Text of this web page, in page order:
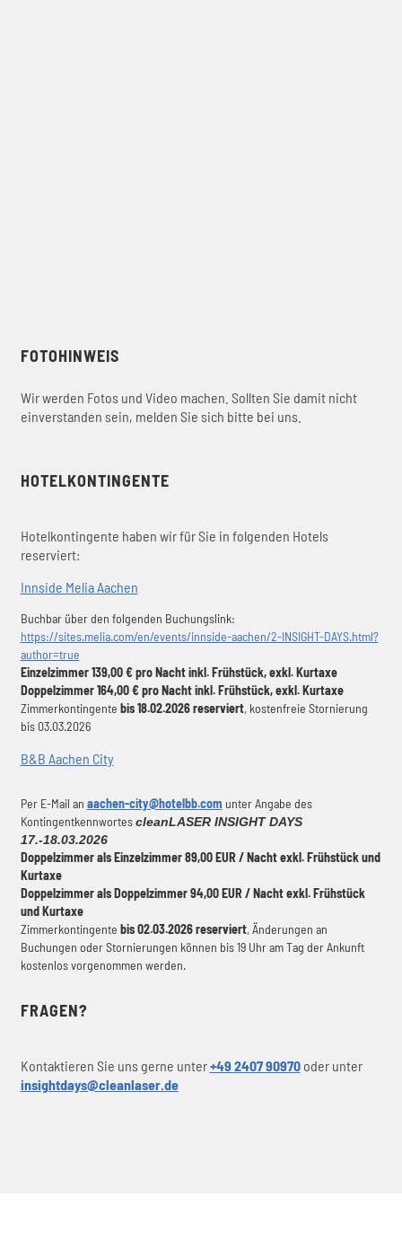
FOTOHINWEIS
Wir werden Fotos und Video machen. Sollten Sie damit nicht
einverstanden sein, melden Sie sich bitte bei uns.
HOTELKONTINGENTE
Hotelkontingente haben wir für Sie in folgenden Hotels
reserviert:
Innside Melia Aachen
Buchbar über den folgenden Buchungslink:
https://sites.melia.com/en/events/innside-aachen/2-INSIGHT-DAYS.html?
author=true
Einzelzimmer 139,00 € pro Nacht inkl. Frühstück, exkl. Kurtaxe
Doppelzimmer 164,00 € pro Nacht inkl. Frühstück, exkl. Kurtaxe
Zimmerkontingente bis 18.02.2026 reserviert, kostenfreie Stornierung
bis 03.03.2026
B&B Aachen City
Per E-Mail an aachen-city@hotelbb.com unter Angabe des
KontingentkennwortescleanLASER INSIGHT DAYS
17.-18.03.2026
Doppelzimmer als Einzelzimmer 89,00 EUR / Nacht exkl. Frühstück und
Kurtaxe
Doppelzimmer als Doppelzimmer 94,00 EUR / Nacht exkl. Frühstück
und Kurtaxe
Zimmerkontingente bis 02.03.2026 reserviert, Änderungen an
Buchungen oder Stornierungen können bis 19 Uhr am Tag der Ankunft
kostenlos vorgenommen werden.
FRAGEN?
Kontaktieren Sie uns gerne unter+49 2407 90970oder unter
insightdays@cleanlaser.de